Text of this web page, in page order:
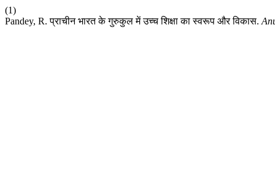
(1)
Pandey, R. प्राचीन भारत के गुरुकुल में उच्च शिक्षा का स्वरूप और विकास.